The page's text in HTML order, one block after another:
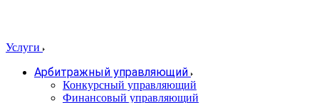
Услуги
Арбитражный управляющий
Конкурсный управляющий
Финансовый управляющий